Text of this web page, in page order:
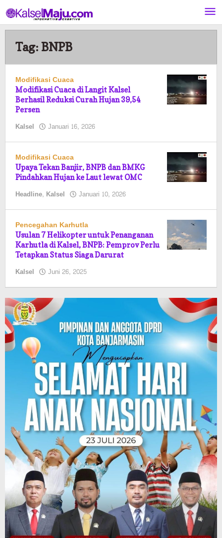
ke
konten
Tag: BNPB
Modifikasi Cuaca
Modifikasi Cuaca di Langit Kalsel
Berhasil Reduksi Curah Hujan 39,54
Persen
Kalsel Januari 16, 2026
Modifikasi Cuaca
Upaya Tekan Banjir, BNPB dan BMKG
Pindahkan Hujan ke Laut lewat OMC
Headline, Kalsel Januari 10, 2026
Pencegahan Karhutla
Usulan 7 Helikopter untuk Penanganan
Karhutla di Kalsel, BNPB: Pemprov Perlu
Tetapkan Status Siaga Darurat
Kalsel Juni 26, 2025